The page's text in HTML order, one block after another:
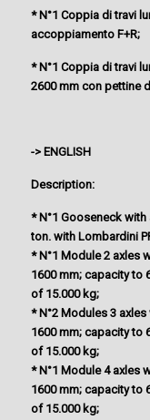
* N°1 Coppia di travi
accoppiamento F+R;
* N°1 Coppia di travi
2600 mm con pettine
-> ENGLISH
Description:
* N°1 Gooseneck
ton. with Lombardini
* N°1 Module 2 axles
1600 mm; capacity to
of 15.000 kg;
* N°2 Modules 3
1600 mm; capacity to
of 15.000 kg;
* N°1 Module 4 axles
1600 mm; capacity to
of 15.000 kg;